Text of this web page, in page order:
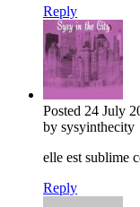
Reply
Posted 24 July
by sysyinthecity
elle est sublime
Reply